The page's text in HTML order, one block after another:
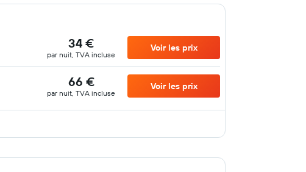
34 €
par nuit, TVA incluse
Voir les prix
66 €
par nuit, TVA incluse
Voir les prix